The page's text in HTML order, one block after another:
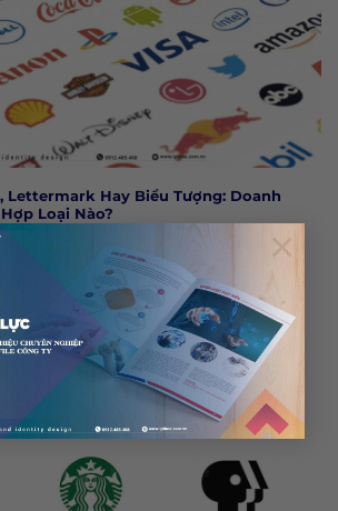
×
Lettermark Hay Biểu Tượng: Doanh
Loại Nào?